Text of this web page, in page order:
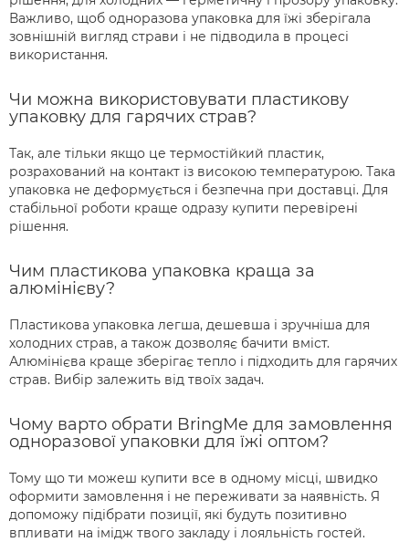
Важливо, щоб одноразова упаковка для їжі зберігала
зовнішній вигляд страви і не підводила в процесі
використання.
Чи можна використовувати пластикову
упаковку для гарячих страв?
Так, але тільки якщо це термостійкий пластик,
розрахований на контакт із високою температурою. Така
упаковка не деформується і безпечна при доставці. Для
стабільної роботи краще одразу купити перевірені
рішення.
Чим пластикова упаковка краща за
алюмінієву?
Пластикова упаковка легша, дешевша і зручніша для
холодних страв, а також дозволяє бачити вміст.
Алюмінієва краще зберігає тепло і підходить для гарячих
страв. Вибір залежить від твоїх задач.
Чому варто обрати BringMe для замовлення
одноразової упаковки для їжі оптом?
Тому що ти можеш купити все в одному місці, швидко
оформити замовлення і не переживати за наявність. Я
допоможу підібрати позиції, які будуть позитивно
впливати на імідж твого закладу і лояльність гостей.